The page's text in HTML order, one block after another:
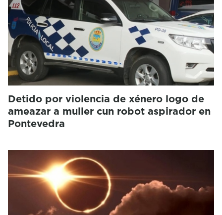
Detido por violencia de xénero logo de
ameazar a muller cun robot aspirador en
Pontevedra